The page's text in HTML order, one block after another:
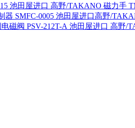
池田屋进口 高野/TAKANO 磁力手
池田屋进口高野/
池田屋进口 高野/